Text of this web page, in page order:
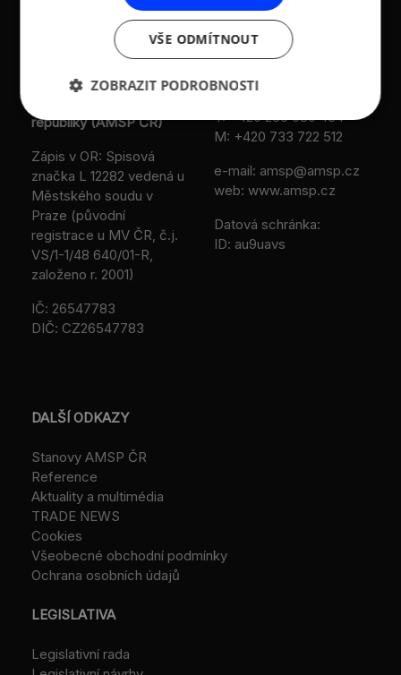
Asociace malých a
středních podniků a
republiky (AMSP ČR)
Zápis v OR: Spisová
značka L 12282 vedená u
Městského soudu v
Praze (původní
registrace u MV ČR, č.j.
VS/1-1/48 640/01-R,
založeno r. 2001)
IČ: 26547783
DIČ: CZ26547783
Sokolovská 100/94
186 00 Praha 8 - Karlín
T:+420 236 080 454
M: +420 733 722 512
e-mail: amsp@amsp.cz
web: www.amsp.cz
Datová schránka:
ID: au9uavs
DALŠÍ ODKAZY
Stanovy AMSP ČR
Reference
Aktuality a multimédia
TRADE NEWS
Cookies
Všeobecné obchodní podmínky
Ochrana osobních údajů
LEGISLATIVA
Legislativní rada
VŠE ODMÍTNOUT
ZOBRAZIT PODROBNOSTI